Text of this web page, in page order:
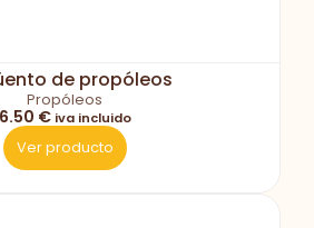
de propóleos
Propóleos
6.50 € iva incluido
Ver producto